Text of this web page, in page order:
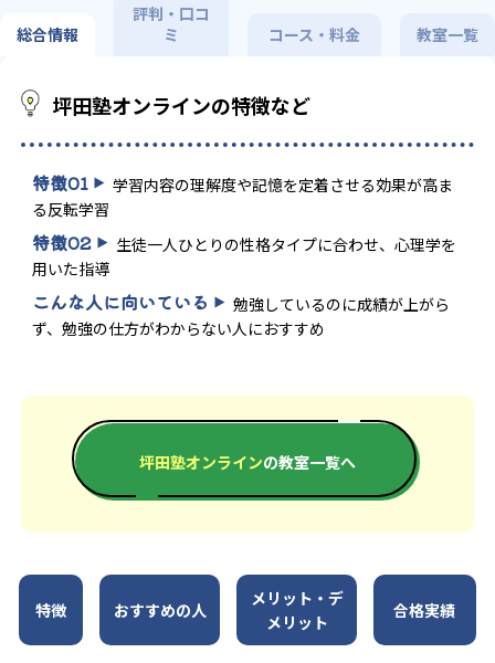
総合情報
評判・口コ
ミ
コース・料金 教室一覧
坪田塾オンラインの特徴など
特徴01
学習内容の理解度や記憶を定着させる効果が高ま
る反転学習
特徴02
生徒一人ひとりの性格タイプに合わせ、心理学を
用いた指導
こんな人に向いている
勉強しているのに成績が上がら
ず、勉強の仕方がわからない人におすすめ
坪田塾オンラインの教室一覧へ
特徴 おすすめの人
メリット・デ
メリット
合格実績